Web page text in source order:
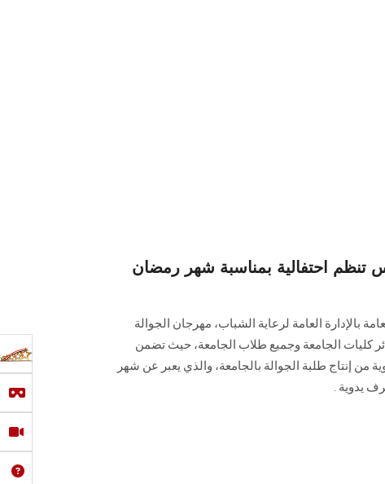
احتفالية بمناسبة شهر رمضان
بالإدارة العامة لرعاية الشباب، مهرجان الجوالة
كليات الجامعة وجميع طلاب الجامعة، حيث تضمن
من إنتاج طلبة الجوالة بالجامعة، والذي يعبر عن شهر
يدوية .